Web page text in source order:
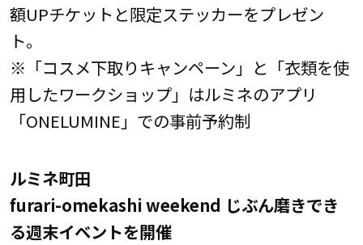
額UPチケットと限定ステッカーをプレゼン
ト。
※「コスメ下取りキャンペーン」と「衣類を使
用したワークショップ」はルミネのアプリ
「ONELUMINE」での事前予約制
ルミネ町田
furari-omekashi weekend じぶん磨きでき
る週末イベントを開催